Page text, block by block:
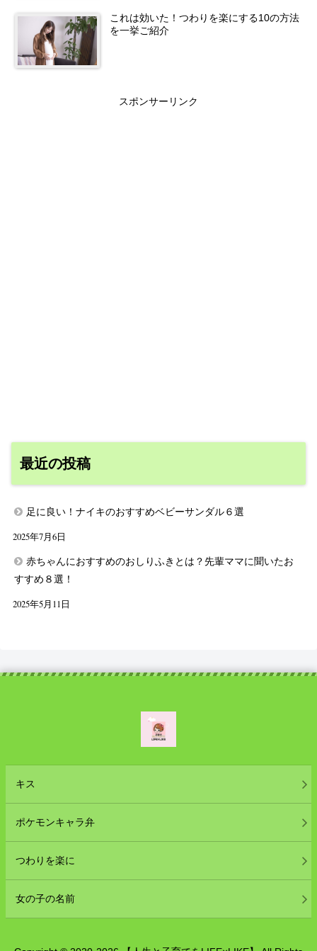
これは効いた！つわりを楽にする10の方法
を一挙ご紹介
スポンサーリンク
最近の投稿
足に良い！ナイキのおすすめベビーサンダル６選
2025年7月6日
赤ちゃんにおすすめのおしりふきとは？先輩ママに聞いたお
すすめ８選！
2025年5月11日
キス
ポケモンキャラ弁
つわりを楽に
女の子の名前